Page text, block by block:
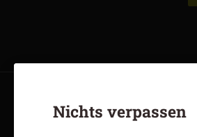
AGB und Widerrufsbelehrung
Nichts verpassen